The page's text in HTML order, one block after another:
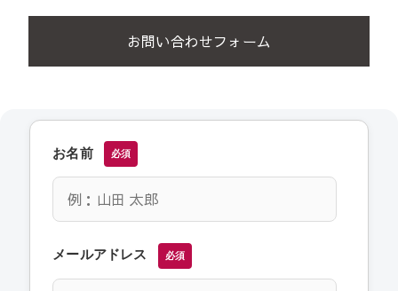
お問い合わせフォーム
お名前 必須
メールアドレス 必須